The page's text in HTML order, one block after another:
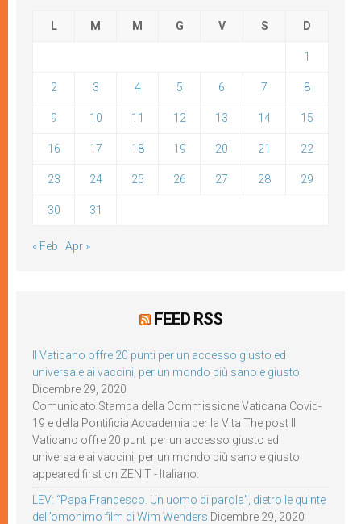
L M M G V S D
1
2 3 4 5 6 7 8
9 10 11 12 13 14 15
16 17 18 19 20 21 22
23 24 25 26 27 28 29
30 31
« Feb Apr »
FEED RSS
Il Vaticano offre 20 punti per un accesso giusto ed
universale ai vaccini, per un mondo più sano e giusto
Dicembre 29, 2020
Comunicato Stampa della Commissione Vaticana Covid-
19 e della Pontificia Accademia per la Vita The post Il
Vaticano offre 20 punti per un accesso giusto ed
universale ai vaccini, per un mondo più sano e giusto
appeared first on ZENIT - Italiano.
LEV: “Papa Francesco. Un uomo di parola”, dietro le quinte
dell’omonimo film di Wim Wenders Dicembre 29, 2020